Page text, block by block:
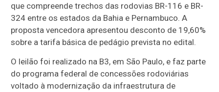
que compreende trechos das rodovias BR-116 e BR-
324 entre os estados da Bahia e Pernambuco. A
proposta vencedora apresentou desconto de 19,60%
sobre a tarifa básica de pedágio prevista no edital.
O leilão foi realizado na B3, em São Paulo, e faz parte
do programa federal de concessões rodoviárias
voltado à modernização da infraestrutura de